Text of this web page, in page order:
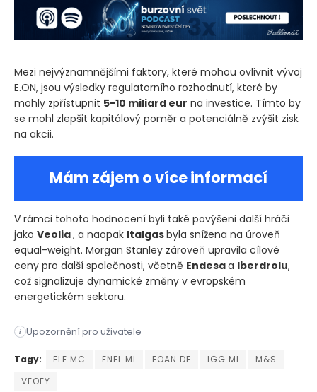
Mezi nejvýznamnějšími faktory, které mohou ovlivnit vývoj
E.ON, jsou výsledky regulatorního rozhodnutí, které by
mohly zpřístupnit 5-10 miliard eur na investice. Tímto by
se mohl zlepšit kapitálový poměr a potenciálně zvýšit zisk
na akcii.
Mám zájem o více informací
V rámci tohoto hodnocení byli také povýšeni další hráči
jako Veolia, a naopak Italgasbyla snížena na úroveň
equal-weight. Morgan Stanley zároveň upravila cílové
ceny pro další společnosti, včetně Endesaa Iberdrolu,
což signalizuje dynamické změny v evropském
energetickém sektoru.
i Upozornění pro uživatele
Investiční banka Morgan Stanley provedla významnou
Tagy: ELE.MC ENEL.MI EOAN.DE IGG.MI
M&S
VEOEY